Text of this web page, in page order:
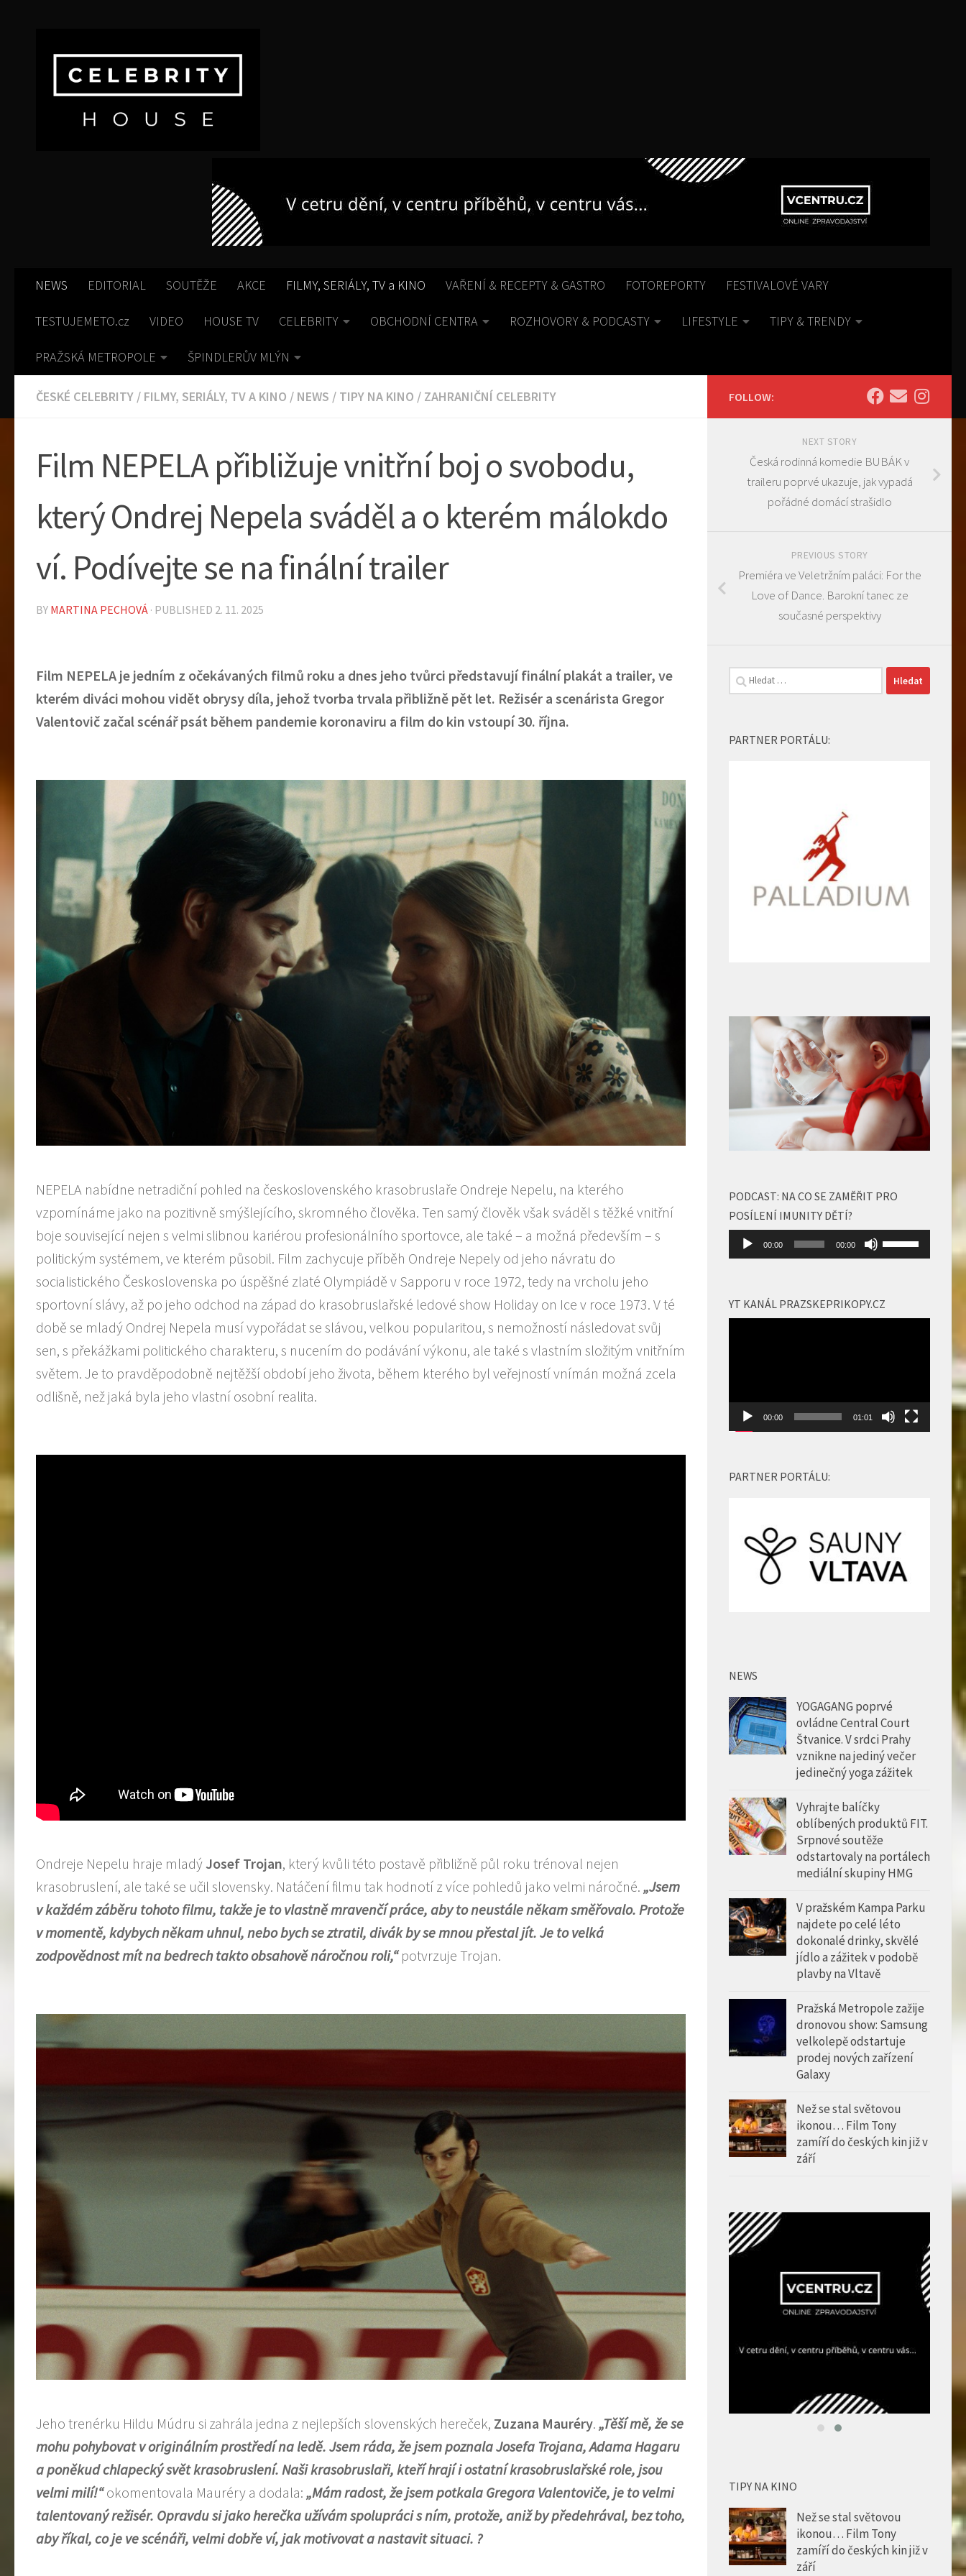
NEWS EDITORIAL SOUTĚŽE AKCE FILMY, SERIÁLY, TV a KINO VAŘENÍ & RECEPTY & GASTRO FOTOREPORTY FESTIVALOVÉ VARY
TESTUJEMETO.cz VIDEO HOUSE TV CELEBRITY OBCHODNÍ CENTRA ROZHOVORY & PODCASTY LIFESTYLE TIPY & TRENDY
PRAŽSKÁ METROPOLE ŠPINDLERŮV MLÝN
ČESKÉ CELEBRITY / FILMY, SERIÁLY, TV A KINO / NEWS / TIPY NA KINO / ZAHRANIČNÍ CELEBRITY
Film NEPELA přibližuje vnitřní boj o svobodu,
který Ondrej Nepela sváděl a o kterém málokdo
ví. Podívejte se na finální trailer
BY MARTINA PECHOVÁ · PUBLISHED 2. 11. 2025
Film NEPELA je jedním z očekávaných filmů roku a dnes jeho tvůrci představují finální plakát a trailer, ve
kterém diváci mohou vidět obrysy díla, jehož tvorba trvala přibližně pět let. Režisér a scenárista Gregor
Valentovič začal scénář psát během pandemie koronaviru a film do kin vstoupí 30. října.
NEPELA nabídne netradiční pohled na československého krasobruslaře Ondreje Nepelu, na kterého
vzpomínáme jako na pozitivně smýšlejícího, skromného člověka. Ten samý člověk však sváděl s těžké vnitřní
boje související nejen s velmi slibnou kariérou profesionálního sportovce, ale také – a možná především – s
politickým systémem, ve kterém působil. Film zachycuje příběh Ondreje Nepely od jeho návratu do
socialistického Československa po úspěšné zlaté Olympiádě v Sapporu v roce 1972, tedy na vrcholu jeho
sportovní slávy, až po jeho odchod na západ do krasobruslařské ledové show Holiday on Ice v roce 1973. V té
době se mladý Ondrej Nepela musí vypořádat se slávou, velkou popularitou, s nemožností následovat svůj
sen, s překážkami politického charakteru, s nucením do podávání výkonu, ale také s vlastním složitým vnitřním
světem. Je to pravděpodobně nejtěžší období jeho života, během kterého byl veřejností vnímán možná zcela
odlišně, než jaká byla jeho vlastní osobní realita.
Ondreje Nepelu hraje mladý Josef Trojan, který kvůli této postavě přibližně půl roku trénoval nejen
krasobruslení, ale také se učil slovensky. Natáčení filmu tak hodnotí z více pohledů jako velmi náročné. „Jsem
v každém záběru tohoto filmu, takže je to vlastně mravenčí práce, aby to neustále někam směřovalo. Protože
v momentě, kdybych někam uhnul, nebo bych se ztratil, divák by se mnou přestal jít. Je to velká
zodpovědnost mít na bedrech takto obsahově náročnou roli,“potvrzuje Trojan.
Jeho trenérku Hildu Múdru si zahrála jedna z nejlepších slovenských hereček, Zuzana Mauréry. „Těší mě, že se
mohu pohybovat v originálním prostředí na ledě. Jsem ráda, že jsem poznala Josefa Trojana, Adama Hagaru
a poněkud chlapecký svět krasobruslení. Naši krasobruslaři, kteří hrají i ostatní krasobruslařské role, jsou
velmi milí!“okomentovala Mauréry a dodala: „Mám radost, že jsem potkala Gregora Valentoviče, je to velmi
talentovaný režisér. Opravdu si jako herečka užívám spolupráci s ním, protože, aniž by předehrával, bez toho,
aby říkal, co je ve scénáři, velmi dobře ví, jak motivovat a nastavit situaci. ?
FOLLOW:
NEXT STORY
Česká rodinná komedie BUBÁK v
traileru poprvé ukazuje, jak vypadá
pořádné domácí strašidlo
PREVIOUS STORY
Premiéra ve Veletržním paláci: For the
Love of Dance. Barokní tanec ze
současné perspektivy
Vyhledávání
PARTNER PORTÁLU:
PODCAST: NA CO SE ZAMĚŘIT PRO
POSÍLENÍ IMUNITY DĚTÍ?
Audio
přehrávač
00:00 00:00
Použitím
šipek
zvýšíte
nebo
YT KANÁL PRAZSKEPRIKOPY.CZ
00:00 01:01
PARTNER PORTÁLU:
NEWS
YOGAGANG poprvé
ovládne Central Court
Štvanice. V srdci Prahy
vznikne na jediný večer
jedinečný yoga zážitek
Vyhrajte balíčky
oblíbených produktů FIT.
Srpnové soutěže
odstartovaly na portálech
mediální skupiny HMG
V pražském Kampa Parku
najdete po celé léto
dokonalé drinky, skvělé
jídlo a zážitek v podobě
plavby na Vltavě
Pražská Metropole zažije
dronovou show: Samsung
velkolepě odstartuje
prodej nových zařízení
Galaxy
Než se stal světovou
ikonou… Film Tony
zamíří do českých kin již v
září
TIPY NA KINO
Než se stal světovou
ikonou… Film Tony
zamíří do českých kin již v
září